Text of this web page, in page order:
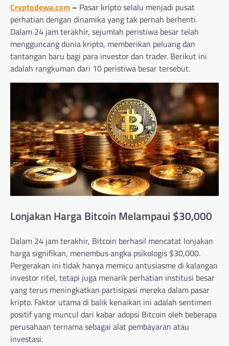
Cryptodewa.com – Pasar kripto selalu menjadi pusat
perhatian dengan dinamika yang tak pernah berhenti.
Dalam 24 jam terakhir, sejumlah peristiwa besar telah
mengguncang dunia kripto, memberikan peluang dan
tantangan baru bagi para investor dan trader. Berikut ini
adalah rangkuman dari 10 peristiwa besar tersebut.
Lonjakan Harga Bitcoin Melampaui $30,000
Dalam 24 jam terakhir, Bitcoin berhasil mencatat lonjakan
harga signifikan, menembus angka psikologis $30,000.
Pergerakan ini tidak hanya memicu antusiasme di kalangan
investor ritel, tetapi juga menarik perhatian institusi besar
yang terus meningkatkan partisipasi mereka dalam pasar
kripto. Faktor utama di balik kenaikan ini adalah sentimen
positif yang muncul dari kabar adopsi Bitcoin oleh beberapa
perusahaan ternama sebagai alat pembayaran atau
investasi.